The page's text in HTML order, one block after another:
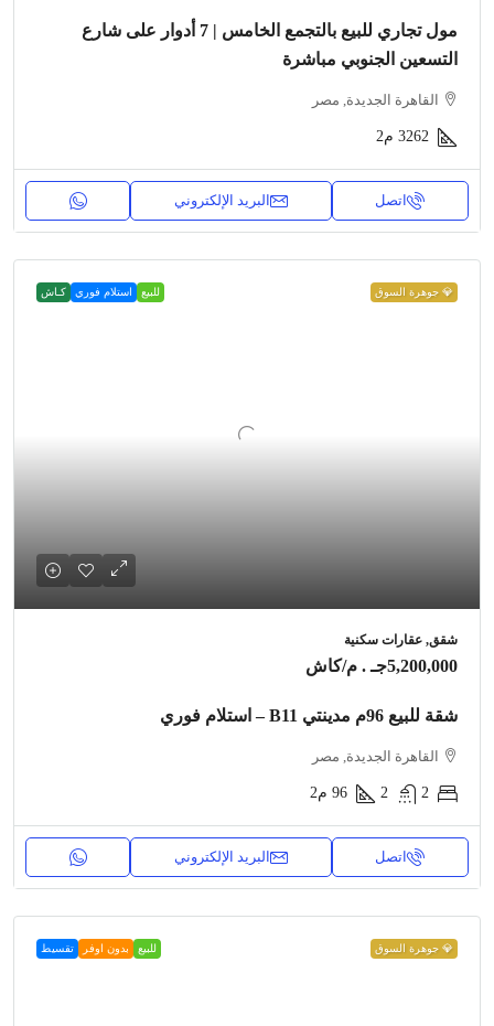
مول تجاري للبيع بالتجمع الخامس | 7 أدوار على شارع
التسعين الجنوبي مباشرة
القاهرة الجديدة, مصر
3262 م2
اتصل البريد الإلكتروني
💎 جوهرة السوق للبيع استلام فوري كـاش
شقق, عقارات سكنية
5,200,000جـ . م /كاش
شقة للبيع 96م مدينتي B11 – استلام فوري
القاهرة الجديدة, مصر
2
2
96 م2
اتصل البريد الإلكتروني
💎 جوهرة السوق للبيع بدون اوفر تقسيط